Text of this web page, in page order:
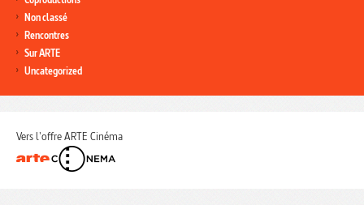
Non classé
Rencontres
Sur ARTE
Uncategorized
Vers l'offre ARTE Cinéma